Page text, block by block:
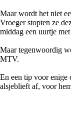
Maar wordt het niet
Vroeger stopten ze
middag een uurtje
Maar tegenwoordig
MTV.
En een tip voor
alsjeblieft af, voor